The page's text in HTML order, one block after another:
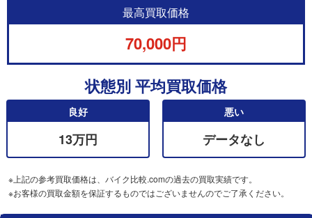
最高買取価格
70,000円
状態別 平均買取価格
良好
13万円
悪い
データなし
※上記の参考買取価格は、バイク比較.comの過去の買取実績です。
※お客様の買取金額を保証するものではございませんのでご了承ください。